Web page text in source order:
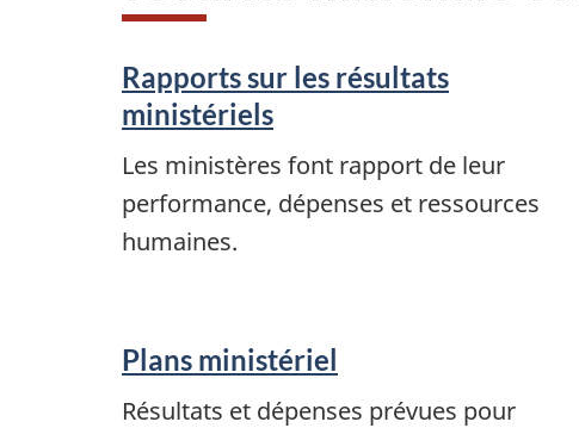
Rapports sur les résultats
ministériels
Les ministères font rapport de leur
performance, dépenses et ressources
humaines.
Plans ministériel
Résultats et dépenses prévues pour